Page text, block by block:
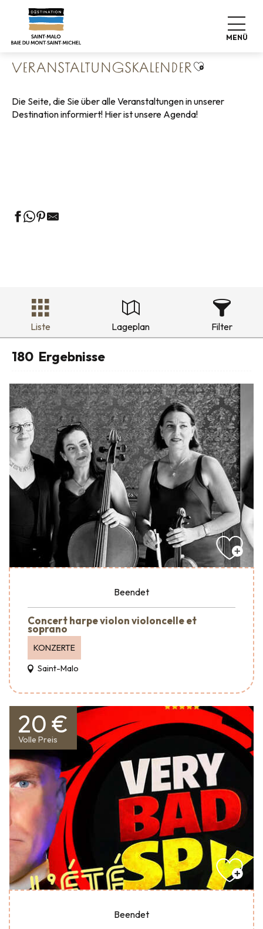
contenu
MENÜ
Startseite
Veranstaltungskalender
VERANSTALTUNGSKALENDERAjouter aux
Die Seite, die Sie über alle Veranstaltungen in unserer
Destination informiert! Hier ist unsere Agenda!
Liste Lageplan Filter
180 Ergebnisse
Beendet
Concert harpe violon violoncelle et
soprano
KONZERTE
Saint-Malo
20 €
Volle Preis
Beendet